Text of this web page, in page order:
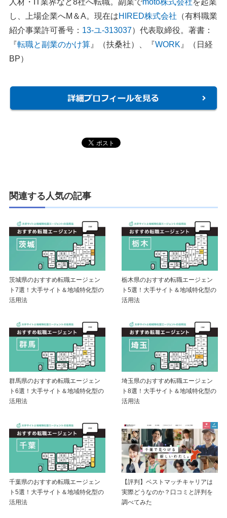
し、上場企業へM＆A。現在はHIRED株式会社 （有料職業
紹介事業許可番号： 13-ユ-313037）代表取締役。著書：
『転職と副業のかけ算 』（扶桑社）、『WORK 』（日経
BP）
関連する人気の記事
茨城県のおすすめ転職エージェン
ト7選！大手サイト＆地域特化型の
活用法
栃木県のおすすめ転職エージェン
ト5選！大手サイト＆地域特化型の
活用法
群馬県のおすすめ転職エージェン
ト6選！大手サイト＆地域特化型の
活用法
埼玉県のおすすめ転職エージェン
ト8選！大手サイト＆地域特化型の
活用法
千葉県のおすすめ転職エージェン
ト5選！大手サイト＆地域特化型の
活用法
【評判】ベストマッチキャリアは
実際どうなのか？口コミと評判を
調べてみた